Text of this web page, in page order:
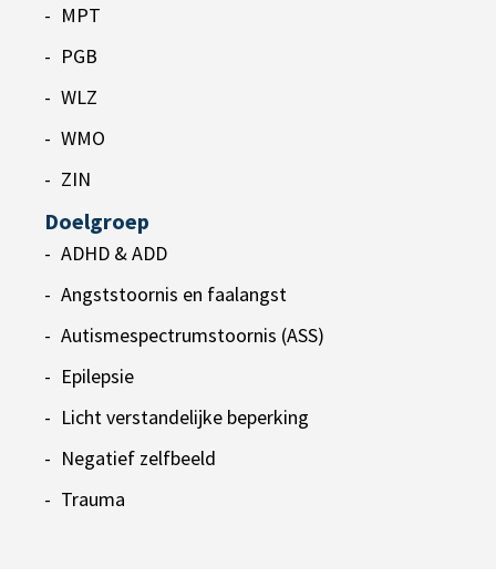
MPT
PGB
WLZ
WMO
ZIN
Doelgroep
ADHD & ADD
Angststoornis en faalangst
Autismespectrumstoornis (ASS)
Epilepsie
Licht verstandelijke beperking
Negatief zelfbeeld
Trauma